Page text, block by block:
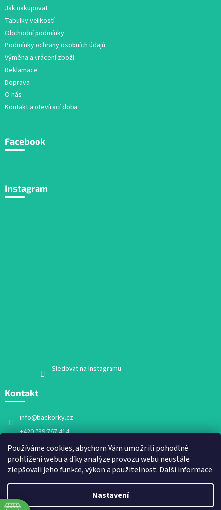
Používáme cookies, abychom Vám umožnili pohodlné
prohlížení webu a díky analýze provozu webu neustále
zlepšovali jeho funkce, výkon a použitelnost. Další informace
Nastavení
Jak nakupovat
Tabulky velikostí
Obchodní podmínky
Podmínky ochrany osobních údajů
Výměna a vrácení zboží
Reklamace
Doprava
O nás
Kontakt a otevírací doba
Facebook
Instagram
Sledovat na Instagramu
Kontakt
info@backorky.cz
+420 739 767 414
Facebook
backorky.cz
Vytvořil Shoptet